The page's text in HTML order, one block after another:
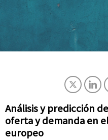
Análisis y predicción
oferta y demanda en
europeo